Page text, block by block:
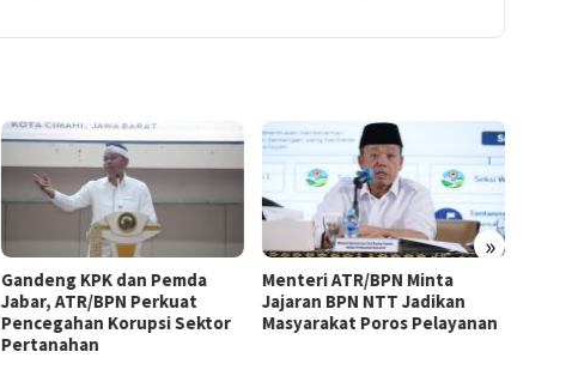
»
Gandeng KPK dan Pemda
Jabar, ATR/BPN Perkuat
Pencegahan Korupsi Sektor
Pertanahan
Menteri ATR/BPN Minta
Jajaran BPN NTT Jadikan
Masyarakat Poros Pelayanan